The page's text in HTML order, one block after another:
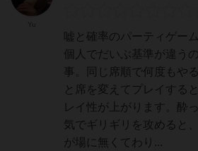
嘘と確率のパーティゲー
個人でだいぶ基準が違う
事。同じ席順で何度もや
と席を変えてプレイする
レイ性が上がります。酔
気でギリギリを攻めると
が場に無くてわり...